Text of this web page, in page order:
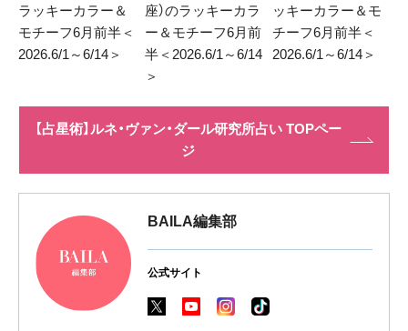
ラッキーカラー＆
モチーフ6月前半＜
2026.6/1～6/14＞
座）のラッキーカラ
ー＆モチーフ6月前
半＜2026.6/1～6/14
＞
ッキーカラー＆モ
チーフ6月前半＜
2026.6/1～6/14＞
【占星術】ルネ・ヴァン・ダール研究所占い TOPペー
ジ
BAILA編集部
公式サイト